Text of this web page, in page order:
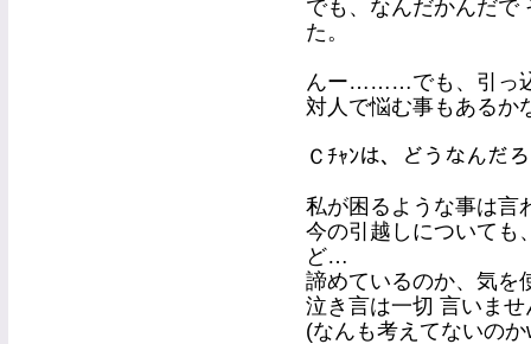
でも、なんだかんだで
た。
んー………でも、引っ
対人で悩む事もある
Ｃﾁｬﾝは、どうなんだ
私が困るような事は言
今の引越しについても
ど…
諦めているのか、気を
泣き言は一切 言いませ
(なんも考えてないのか